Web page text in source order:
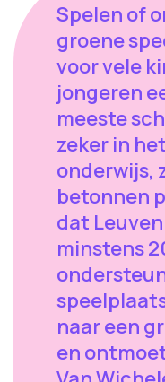
Spelen of
groene
voor vele
jongeren
meeste
zeker in
onderwijs,
betonnen
dat
minstens
naar een
en